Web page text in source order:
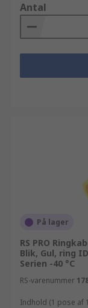
Antal
På lager
RS PRO
Blik, Gul, ring
Serien -40 °C
RS-varenummer
Indhold (1 pose af